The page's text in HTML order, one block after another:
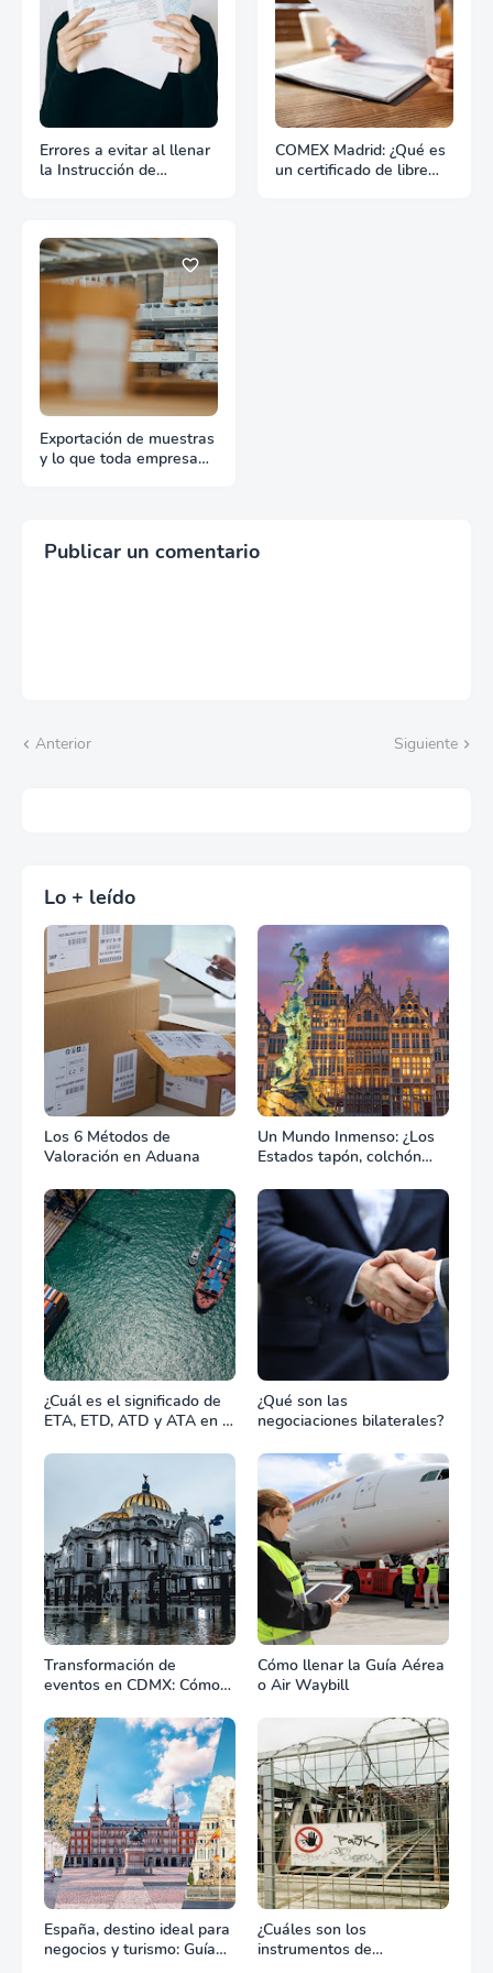
Errores a evitar al llenar
la Instrucción de
COMEX Madrid: ¿Qué es
un certificado de libre
Exportación de muestras
y lo que toda empresa
Publicar un comentario
Anterior Siguiente
Lo + leído
Los 6 Métodos de
Valoración en Aduana
Un Mundo Inmenso: ¿Los
Estados tapón, colchón
combate?
¿Cuál es el significado de
ETA, ETD, ATD y ATA en el
¿Qué son las
negociaciones bilaterales?
Transformación de
eventos en CDMX: Cómo
equipos define el éxito de
tu celebración
Cómo llenar la Guía Aérea
o Air Waybill
España, destino ideal para
negocios y turismo: Guía
¿Cuáles son los
instrumentos de